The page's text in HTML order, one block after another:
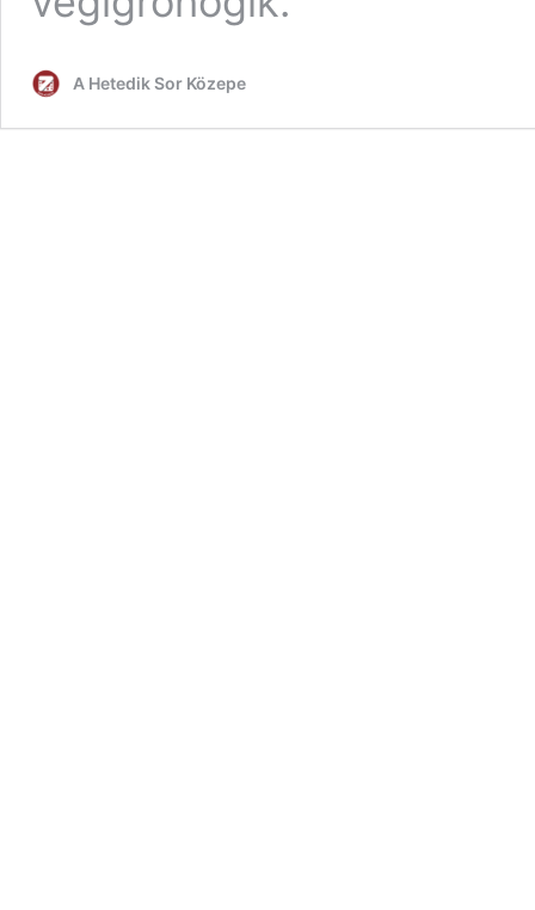
A Hetedik Sor Közepe